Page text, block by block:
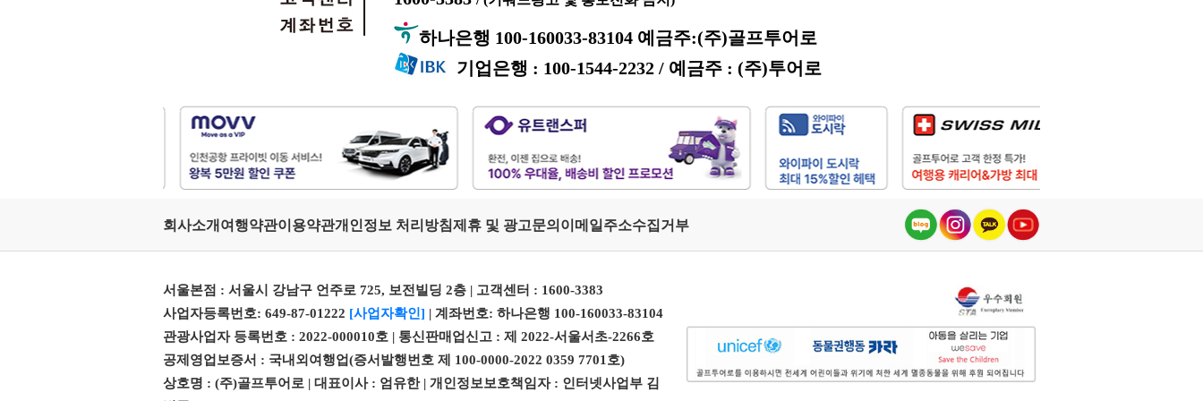
하나은행 100-160033-83104 예금주:(주)골프투어로
기업은행 : 100-1544-2232 / 예금주 : (주)투어로
회사소개 여행약관이용약관개인정보 처리방침제휴 및 광고문의 이메일주소수집거부
서울본점 : 서울시 강남구 언주로 725, 보전빌딩 2층 | 고객센터 : 1600-3383
사업자등록번호: 649-87-01222 [사업자확인] | 계좌번호: 하나은행 100-160033-83104
관광사업자 등록번호 : 2022-000010호 | 통신판매업신고 : 제 2022-서울서초-2266호
공제영업보증서 : 국내외여행업(증서발행번호 제 100-0000-2022 0359 7701호)
상호명 : (주)골프투어로 | 대표이사 : 엄유한 | 개인정보보호책임자 : 인터넷사업부 김